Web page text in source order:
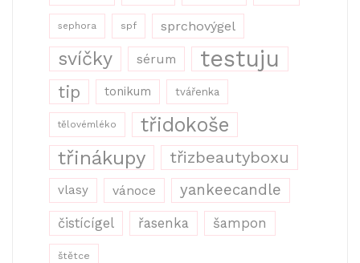
sephora spf sprchovýgel
svíčky sérum testuju
tip tonikum tvářenka
tělovémléko
třidokoše
třinákupy
třizbeautyboxu
vlasy vánoce yankeecandle
čistícígel řasenka šampon
štětce